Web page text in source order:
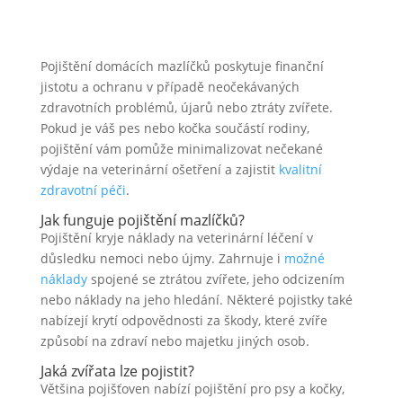
Pojištění domácích mazlíčků poskytuje finanční
jistotu a ochranu v případě neočekávaných
zdravotních problémů, újarů nebo ztráty zvířete.
Pokud je váš pes nebo kočka součástí rodiny,
pojištění vám pomůže minimalizovat nečekané
výdaje na veterinární ošetření a zajistit kvalitní
zdravotní péči.
Jak funguje pojištění mazlíčků?
Pojištění kryje náklady na veterinární léčení v
důsledku nemoci nebo újmy. Zahrnuje i možné
nákladyspojené se ztrátou zvířete, jeho odcizením
nebo náklady na jeho hledání. Některé pojistky také
nabízejí krytí odpovědnosti za škody, které zvíře
způsobí na zdraví nebo majetku jiných osob.
Jaká zvířata lze pojistit?
Většina pojišťoven nabízí pojištění pro psy a kočky,